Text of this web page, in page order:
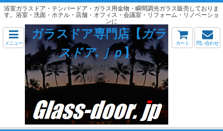
浴室ガラスドア・テンパードア・ガラス用金物・瞬間調光ガラス販売しておりま
す。浴室・洗面・ホテル・店舗・オフィス・会議室・リフォーム・リノベーショ
ンに
メニュー
ガラスドア専門店【ガラ
スドア.ｊｐ】
ドアに使用する金物やガラスも販売いたして
おります。
カート 問い合わせ